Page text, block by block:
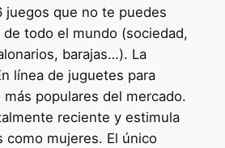
juegos que no te puedes
de todo el mundo (sociedad,
barajas…). La
línea de juguetes para
populares del mercado.
reciente y estimula
como mujeres. El único